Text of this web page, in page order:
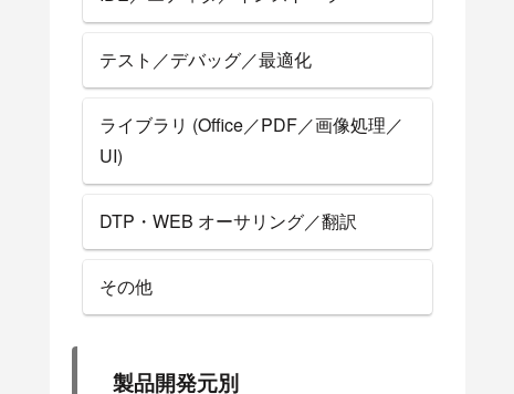
テスト／デバッグ／最適化
ライブラリ (Office／PDF／画像処理／
UI)
DTP・WEB オーサリング／翻訳
その他
製品開発元別